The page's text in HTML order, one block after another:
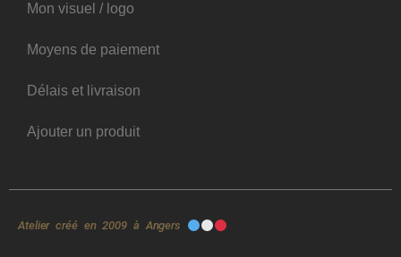
Mon visuel / logo
Moyens de paiement
Délais et livraison
Ajouter un produit
Atelier créé en 2009 à Angers